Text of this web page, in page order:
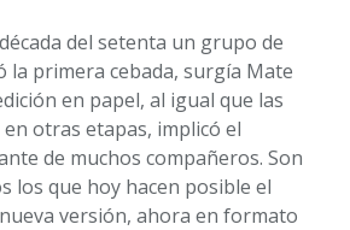
del setenta un grupo de
la primera cebada, surgía Mate
en papel, al igual que las
otras etapas, implicó el
de muchos compañeros. Son
los que hoy hacen posible el
versión, ahora en formato